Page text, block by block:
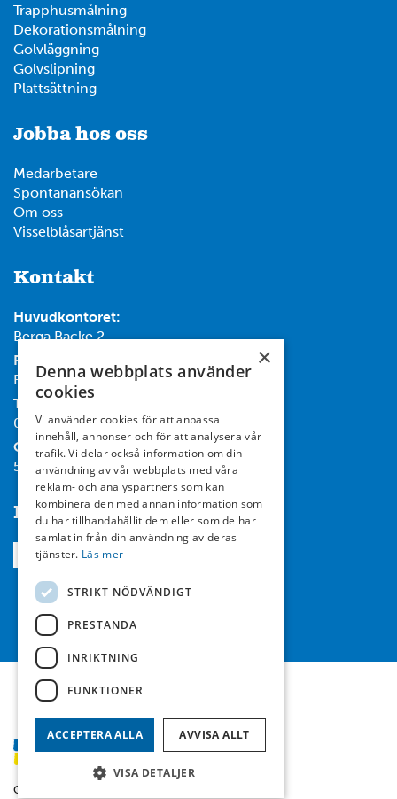
6
Trapphusmålning
Dekorationsmålning
Golvläggning
Golvslipning
Plattsättning
Jobba hos oss
Medarbetare
Spontanansökan
Om oss
Visselblåsartjänst
Kontakt
Huvudkontoret:
Berga Backe 2
Post:
Box 732, 182 17 Danderyd
Tel:
08-714 35 00
Org nr:
556467-7119
Följ oss
Copyright © Sandå 2026
×
Denna webbplats använder
cookies
Vi använder cookies för att anpassa
innehåll, annonser och för att analysera vår
trafik. Vi delar också information om din
användning av vår webbplats med våra
reklam- och analyspartners som kan
kombinera den med annan information som
du har tillhandahållit dem eller som de har
samlat in från din användning av deras
tjänster. Läs mer
STRIKT NÖDVÄNDIGT
PRESTANDA
INRIKTNING
FUNKTIONER
ACCEPTERA ALLA AVVISA ALLT
VISA DETALJER